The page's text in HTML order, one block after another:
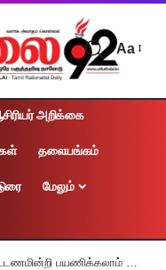
Aa
அறிக்கை
தலையங்கம்
மேலும்
போக்குவரத்து துறை அறிவிப்பு